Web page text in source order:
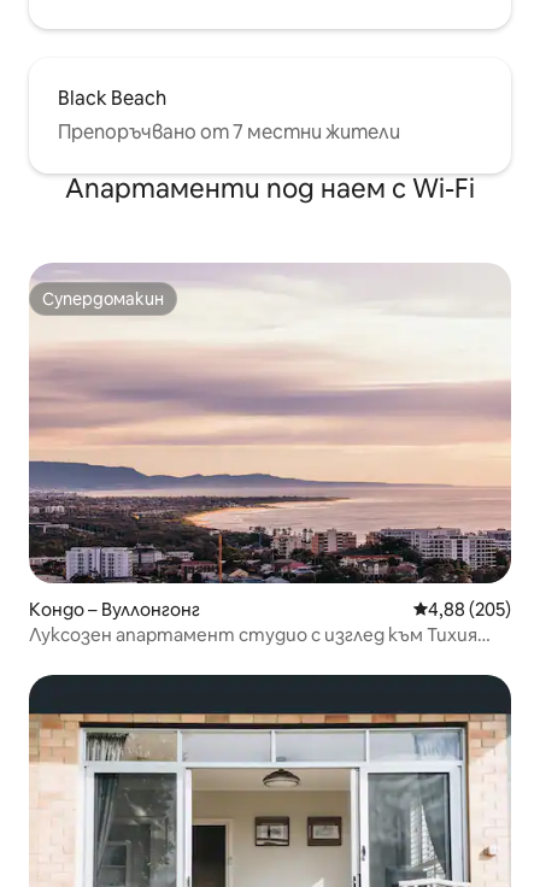
Black Beach
Препоръчвано от 7 местни жители
Апартаменти под наем с Wi-Fi
Супердомакин
Супердомакин
Кондо – Вуллонгонг Средна
4,88 (205)
Луксозен апартамент студио с изглед към Тихия